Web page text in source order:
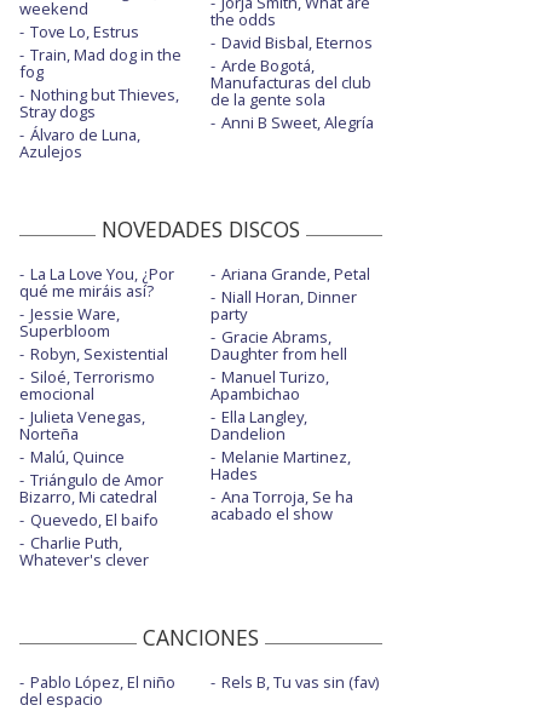
Nothing on you - con Paulo Londra y Dave
Put it all on me - con Ella Mai
South of the border - con Camila Cabello y
Cardi B
weekend
Tove Lo, Estrus
Train, Mad dog in the
fog
Nothing but Thieves,
Stray dogs
Álvaro de Luna,
Azulejos
the odds
David Bisbal, Eternos
Arde Bogotá,
Manufacturas del club
de la gente sola
Anni B Sweet, Alegría
NOVEDADES DISCOS
La La Love You, ¿Por
qué me miráis así?
Jessie Ware,
Superbloom
Robyn, Sexistential
Siloé, Terrorismo
emocional
Julieta Venegas,
Norteña
Malú, Quince
Triángulo de Amor
Bizarro, Mi catedral
Quevedo, El baifo
Charlie Puth,
Whatever's clever
Ariana Grande, Petal
Niall Horan, Dinner
party
Gracie Abrams,
Daughter from hell
Manuel Turizo,
Apambichao
Ella Langley,
Dandelion
Melanie Martinez,
Hades
Ana Torroja, Se ha
acabado el show
CANCIONES
Pablo López, El niño
del espacio
Rels B, Tu vas sin (fav)